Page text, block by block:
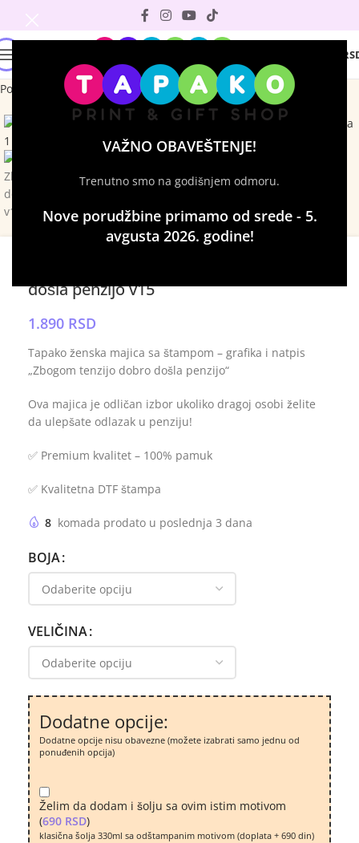
VAŽNO OBAVEŠTENJE!
Trenutno smo na godišnjem odmoru.
Nove porudžbine primamo od srede - 5.
avgusta 2026. godine!
Početna Majice sa štampom Ženske majice
Click to enlarge
došla penzijo v15
1.890 RSD
Tapako ženska majica sa štampom – grafika i natpis
„Zbogom tenzijo dobro došla penzijo“
Ova majica je odličan izbor ukoliko dragoj osobi želite
da ulepšate odlazak u penziju!
✅ Premium kvalitet – 100% pamuk
✅ Kvalitetna DTF štampa
8 komada prodato u poslednja 3 dana
BOJA
VELIČINA
Dodatne opcije:
Dodatne opcije nisu obavezne (možete izabrati samo jednu od
ponuđenih opcija)
Želim da dodam i šolju sa ovim istim motivom
(690 RSD)
klasična šolja 330ml sa odštampanim motivom (doplata + 690 din)